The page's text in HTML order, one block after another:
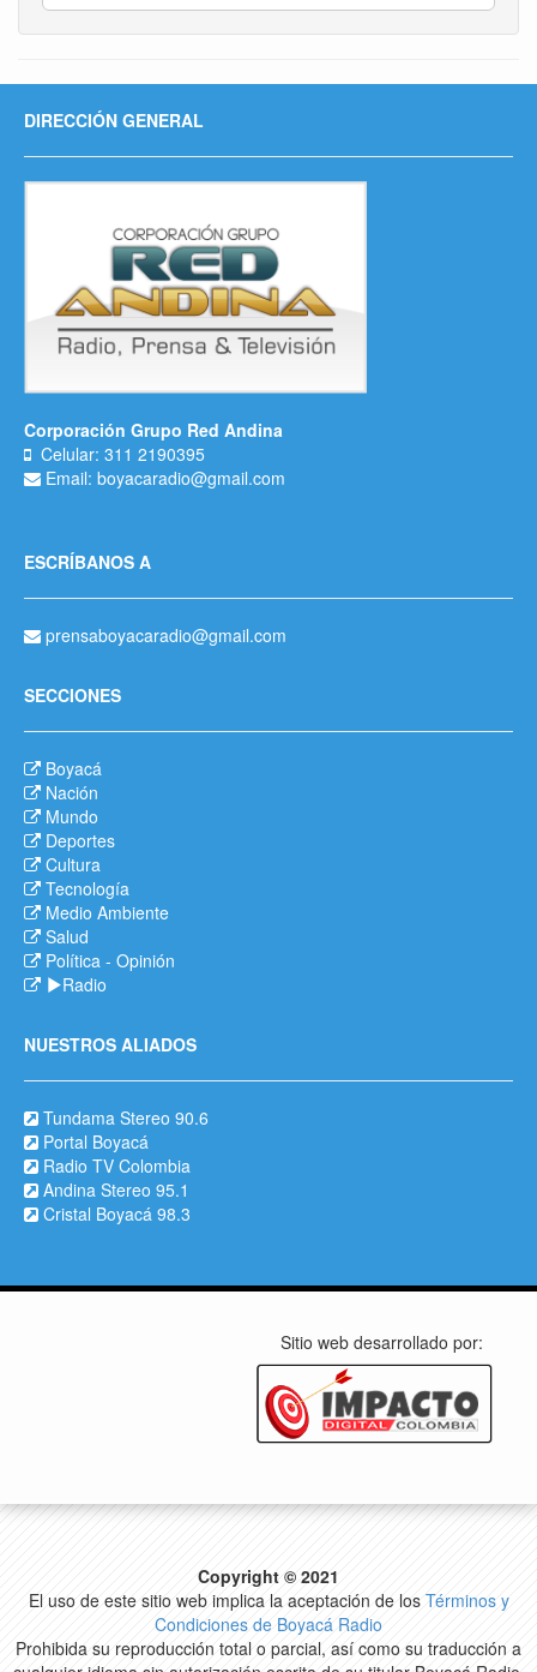
DIRECCIÓN GENERAL
Corporación Grupo Red Andina
Celular: 311 2190395
Email: boyacaradio@gmail.com
ESCRÍBANOS A
prensaboyacaradio@gmail.com
SECCIONES
Boyacá
Nación
Mundo
Deportes
Cultura
Tecnología
Medio Ambiente
Salud
Política - Opinión
Radio
NUESTROS ALIADOS
Tundama Stereo 90.6
Portal Boyacá
Radio TV Colombia
Andina Stereo 95.1
Cristal Boyacá 98.3
Sitio web desarrollado por:
Copyright © 2021
El uso de este sitio web implica la aceptación de los Términos y
Condiciones de Boyacá Radio
Prohibida su reproducción total o parcial, así como su traducción a